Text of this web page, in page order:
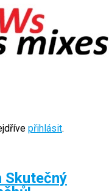
přihlásit.
Skutečný